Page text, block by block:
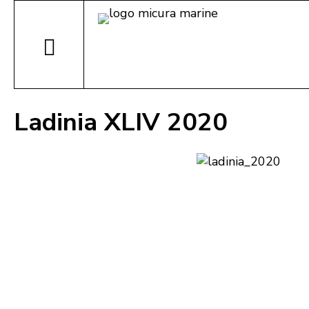
Ladinia XLIV 2020